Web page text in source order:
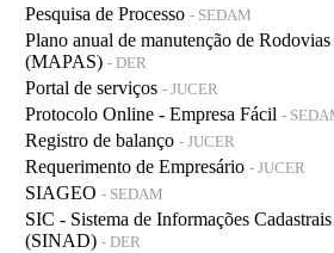
Pesquisa de Processo - SEDAM
Plano anual de manutenção de
(MAPAS) - DER
Portal de serviços - JUCER
Protocolo Online - Empresa Fácil -
Registro de balanço - JUCER
Requerimento de Empresário - JUCER
SIAGEO - SEDAM
SIC - Sistema de Informações
(SINAD) - DER